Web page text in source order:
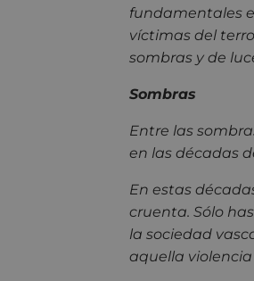
fundamentales
víctimas del
sombras y de
Sombras
Entre las
en las décadas
En estas
cruenta. Sólo
la sociedad
aquella